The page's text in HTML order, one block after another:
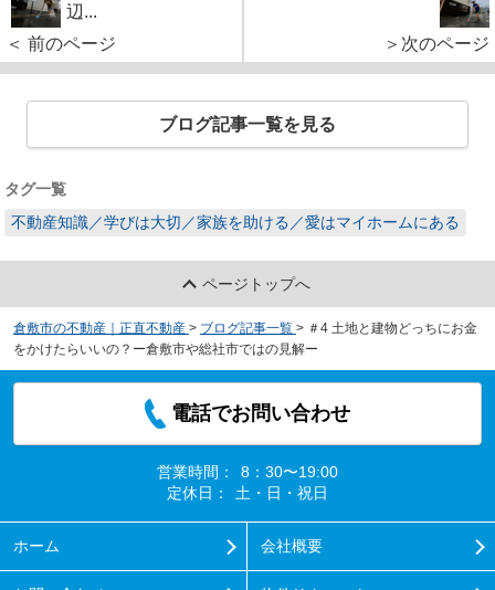
辺...
＜ 前のページ
＞次のページ
ブログ記事一覧を見る
タグ一覧
不動産知識／学びは大切／家族を助ける／愛はマイホームにある
ページトップへ
倉敷市の不動産｜正直不動産 > ブログ記事一覧 > ＃4 土地と建物どっちにお金
をかけたらいいの？ー倉敷市や総社市ではの見解ー
電話でお問い合わせ
営業時間：
8：30〜19:00
定休日：
土・日・祝日
ホーム 会社概要